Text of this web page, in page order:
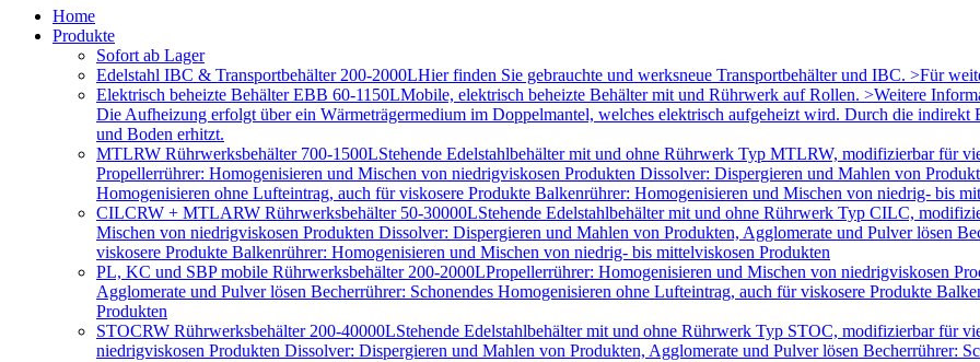
Home
Produkte
Sofort ab Lager
Edelstahl IBC & Transportbehälter 200-2000LHier finden Sie gebrauchte und werksneue Transportbehälter und IBC. >Für
Elektrisch beheizte Behälter EBB 60-1150LMobile, elektrisch beheizte Behälter mit und Rührwerk auf Rollen. >Weitere
Die Aufheizung erfolgt über ein Wärmeträgermedium im Doppelmantel, welches elektrisch aufgeheizt wird. Durch die indirekt
und Boden erhitzt.
MTLRW Rührwerksbehälter 700-1500LStehende Edelstahlbehälter mit und ohne Rührwerk Typ MTLRW, modifizierbar für
Propellerrührer: Homogenisieren und Mischen von niedrigviskosen Produkten Dissolver: Dispergieren und Mahlen von
Homogenisieren ohne Lufteintrag, auch für viskosere Produkte Balkenrührer: Homogenisieren und Mischen von niedrig- bis
CILCRW + MTLARW Rührwerksbehälter 50-30000LStehende Edelstahlbehälter mit und ohne Rührwerk Typ CILC,
Mischen von niedrigviskosen Produkten Dissolver: Dispergieren und Mahlen von Produkten, Agglomerate und Pulver lösen
viskosere Produkte Balkenrührer: Homogenisieren und Mischen von niedrig- bis mittelviskosen Produkten
PL, KC und SBP mobile Rührwerksbehälter 200-2000LPropellerrührer: Homogenisieren und Mischen von niedrigviskosen
Agglomerate und Pulver lösen Becherrührer: Schonendes Homogenisieren ohne Lufteintrag, auch für viskosere Produkte
Produkten
STOCRW Rührwerksbehälter 200-40000LStehende Edelstahlbehälter mit und ohne Rührwerk Typ STOC, modifizierbar für
niedrigviskosen Produkten Dissolver: Dispergieren und Mahlen von Produkten, Agglomerate und Pulver lösen Becherrührer: